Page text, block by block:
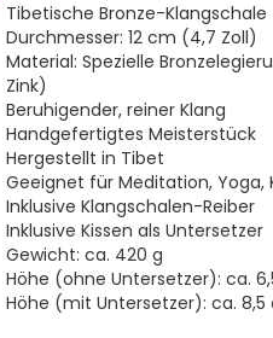
Tibetische Bronze-Klangschale
Durchmesser: 12 cm (4,7 Zoll)
Material: Spezielle
Zink)
Beruhigender, reiner Klang
Handgefertigtes Meisterstück
Hergestellt in Tibet
Geeignet für Meditation,
Inklusive Klangschalen-Reiber
Inklusive Kissen als Untersetzer
Gewicht: ca. 420 g
Höhe (ohne Untersetzer): ca.
Höhe (mit Untersetzer): ca. 8,5